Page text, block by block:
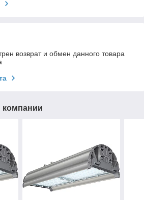
возврат и обмен данного товара